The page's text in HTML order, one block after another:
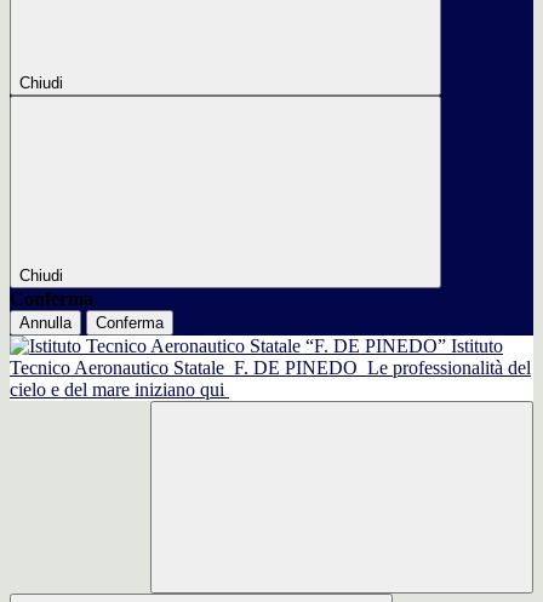
Chiudi
Chiudi
Conferma
Annulla Conferma
Istituto
Tecnico Aeronautico Statale F. DE PINEDO Le professionalità del
cielo e del mare iniziano qui